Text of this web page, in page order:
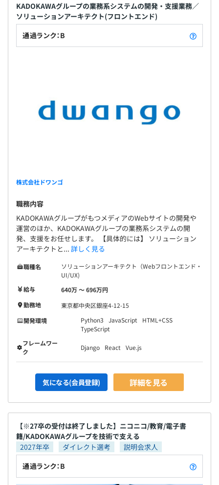
KADOKAWAグループの業務系システムの開発・支援業務／
ソリューションアーキテクト(フロントエンド)
通過ランク：B
株式会社ドワンゴ
職務内容
KADOKAWAグループがもつメディアのWebサイトの開発や
運営のほか、KADOKAWAグループの業務系システムの開
発、支援をお任せします。 【具体的には】 ソリューション
アーキテクトと... 詳しく見る
職種名
ソリューションアーキテクト（Webフロントエンド・
UI/UX)
給与
640万 〜 696万円
勤務地
東京都中央区銀座4-12-15
開発環境
Python3 JavaScript
HTML+CSS
TypeScript
フレームワー
ク
Django React Vue.js
気になる(会員登録) 詳細を見る
【※27卒の受付は終了しました】ニコニコ/教育/電子書
籍/KADOKAWAグループを技術で支える
2027年卒
ダイレクト選考
説明会求人
通過ランク：B